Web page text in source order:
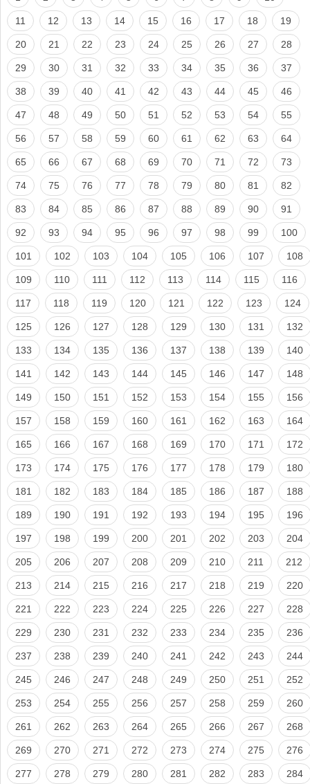
11 12 13 14 15 16 17 18 19
20 21 22 23 24 25 26 27 28
29 30 31 32 33 34 35 36 37
38 39 40 41 42 43 44 45 46
47 48 49 50 51 52 53 54 55
56 57 58 59 60 61 62 63 64
65 66 67 68 69 70 71 72 73
74 75 76 77 78 79 80 81 82
83 84 85 86 87 88 89 90 91
92 93 94 95 96 97 98 99 100
101 102 103 104 105 106 107 108
109 110 111 112 113 114 115 116
117 118 119 120 121 122 123 124
125 126 127 128 129 130 131 132
133 134 135 136 137 138 139 140
141 142 143 144 145 146 147 148
149 150 151 152 153 154 155 156
157 158 159 160 161 162 163 164
165 166 167 168 169 170 171 172
173 174 175 176 177 178 179 180
181 182 183 184 185 186 187 188
189 190 191 192 193 194 195 196
197 198 199 200 201 202 203 204
205 206 207 208 209 210 211 212
213 214 215 216 217 218 219 220
221 222 223 224 225 226 227 228
229 230 231 232 233 234 235 236
237 238 239 240 241 242 243 244
245 246 247 248 249 250 251 252
253 254 255 256 257 258 259 260
261 262 263 264 265 266 267 268
269 270 271 272 273 274 275 276
277 278 279 280 281 282 283 284